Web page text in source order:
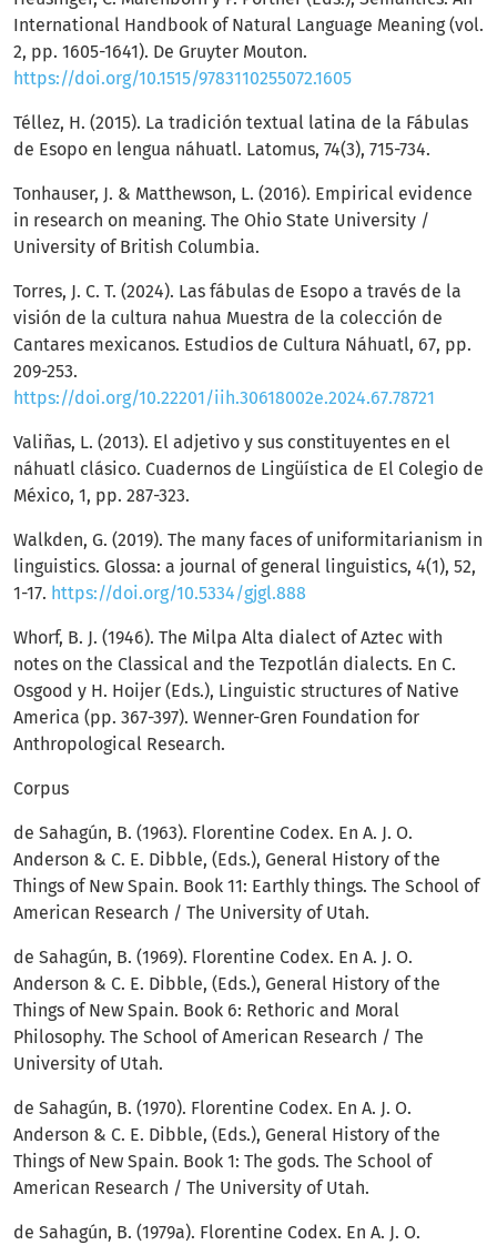
International Handbook of Natural Language Meaning (vol.
2, pp. 1605-1641). De Gruyter Mouton.
https://doi.org/10.1515/9783110255072.1605
Téllez, H. (2015). La tradición textual latina de la Fábulas
de Esopo en lengua náhuatl. Latomus, 74(3), 715-734.
Tonhauser, J. & Matthewson, L. (2016). Empirical evidence
in research on meaning. The Ohio State University /
University of British Columbia.
Torres, J. C. T. (2024). Las fábulas de Esopo a través de la
visión de la cultura nahua Muestra de la colección de
Cantares mexicanos. Estudios de Cultura Náhuatl, 67, pp.
209-253.
https://doi.org/10.22201/iih.30618002e.2024.67.78721
Valiñas, L. (2013). El adjetivo y sus constituyentes en el
náhuatl clásico. Cuadernos de Lingüística de El Colegio de
México, 1, pp. 287-323.
Walkden, G. (2019). The many faces of uniformitarianism in
linguistics. Glossa: a journal of general linguistics, 4(1), 52,
1-17. https://doi.org/10.5334/gjgl.888
Whorf, B. J. (1946). The Milpa Alta dialect of Aztec with
notes on the Classical and the Tezpotlán dialects. En C.
Osgood y H. Hoijer (Eds.), Linguistic structures of Native
America (pp. 367-397). Wenner-Gren Foundation for
Anthropological Research.
Corpus
de Sahagún, B. (1963). Florentine Codex. En A. J. O.
Anderson & C. E. Dibble, (Eds.), General History of the
Things of New Spain. Book 11: Earthly things. The School of
American Research / The University of Utah.
de Sahagún, B. (1969). Florentine Codex. En A. J. O.
Anderson & C. E. Dibble, (Eds.), General History of the
Things of New Spain. Book 6: Rethoric and Moral
Philosophy. The School of American Research / The
University of Utah.
de Sahagún, B. (1970). Florentine Codex. En A. J. O.
Anderson & C. E. Dibble, (Eds.), General History of the
Things of New Spain. Book 1: The gods. The School of
American Research / The University of Utah.
de Sahagún, B. (1979a). Florentine Codex. En A. J. O.